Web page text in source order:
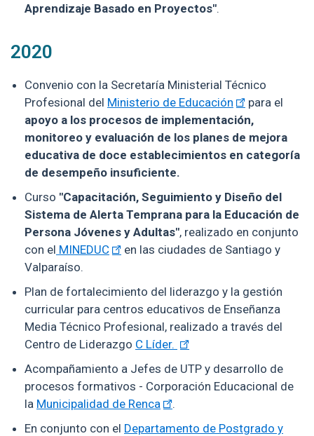
Aprendizaje Basado en Proyectos".
2020
Convenio con la Secretaría Ministerial Técnico
Profesional del Ministerio de Educación
para el
apoyo a los procesos de implementación,
monitoreo y evaluación de los planes de mejora
educativa de doce establecimientos en categoría
de desempeño insuficiente.
Curso "Capacitación, Seguimiento y Diseño del
Sistema de Alerta Temprana para la Educación de
Persona Jóvenes y Adultas", realizado en conjunto
con el MINEDUC
en las ciudades de Santiago y
Valparaíso.
Plan de fortalecimiento del liderazgo y la gestión
curricular para centros educativos de Enseñanza
Media Técnico Profesional, realizado a través del
Centro de Liderazgo C Líder.
Acompañamiento a Jefes de UTP y desarrollo de
procesos formativos - Corporación Educacional de
la Municipalidad de Renca
.
En conjunto con el Departamento de Postgrado y